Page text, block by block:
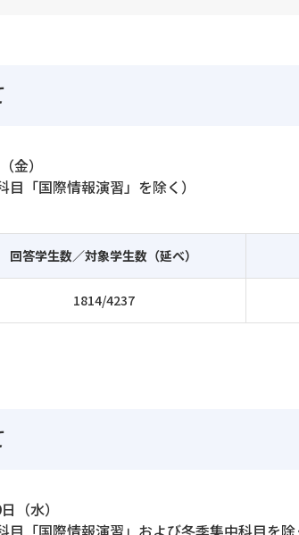
金）
「国際情報演習」を除く）
回答学生数／対象学生数（延べ）
1814/4237
（水）